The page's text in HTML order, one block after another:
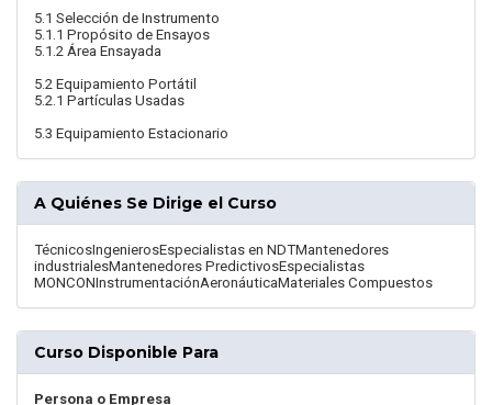
5.1 Selección de Instrumento
5.1.1 Propósito de Ensayos
5.1.2 Área Ensayada
5.2 Equipamiento Portátil
5.2.1 Partículas Usadas
5.3 Equipamiento Estacionario
A Quiénes Se Dirige el Curso
TécnicosIngenierosEspecialistas en NDTMantenedores
industrialesMantenedores PredictivosEspecialistas
MONCONInstrumentaciónAeronáuticaMateriales Compuestos
Curso Disponible Para
Persona o Empresa